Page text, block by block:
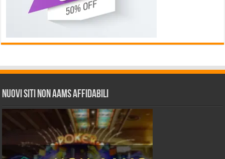
Nuovi siti non AAMS affidabili